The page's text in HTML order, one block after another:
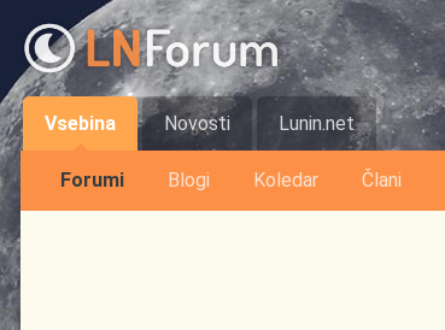
Vsebina
Forumi Blogi Koledar Člani
Novosti Lunin.net